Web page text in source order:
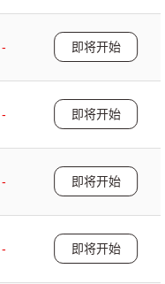
-
即将开始
-
即将开始
-
即将开始
-
即将开始